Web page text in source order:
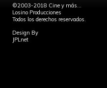
©2003-2018 Cine y más...
Losino Producciones
Todos los derechos reservados.
Design By
JPLnet